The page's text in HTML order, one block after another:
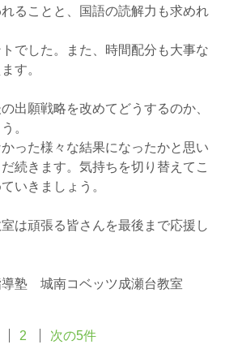
ることと、国語の読解力も求めれ
でした。また、時間配分も大事な
す。
出願戦略を改めてどうするのか、
。
った様々な結果になったかと思い
続きます。気持ちを切り替えてこ
いきましょう。
は頑張る皆さんを最後まで応援し
導塾 城南コベッツ成瀬台教室
2 次の5件